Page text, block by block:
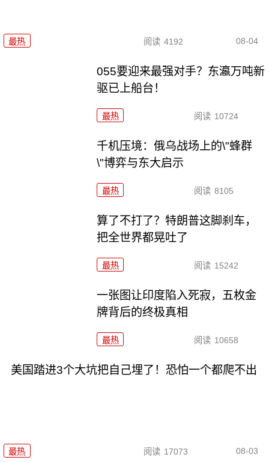
最热 阅读 4192 08-04
055要迎来最强对手？东瀛万吨新
驱已上船台！
最热 阅读 10724
千机压境：俄乌战场上的\"蜂群
\"博弈与东大启示
最热 阅读 8105
算了不打了？特朗普这脚刹车，
把全世界都晃吐了
最热 阅读 15242
一张图让印度陷入死寂，五枚金
牌背后的终极真相
最热 阅读 10658
美国踏进3个大坑把自己埋了！恐怕一个都爬不出
最热 阅读 17073 08-03